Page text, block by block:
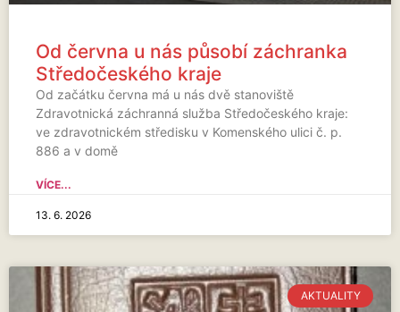
Od června u nás působí záchranka
Středočeského kraje
Od začátku června má u nás dvě stanoviště
Zdravotnická záchranná služba Středočeského kraje:
ve zdravotnickém středisku v Komenského ulici č. p.
886 a v domě
VÍCE...
13. 6. 2026
AKTUALITY